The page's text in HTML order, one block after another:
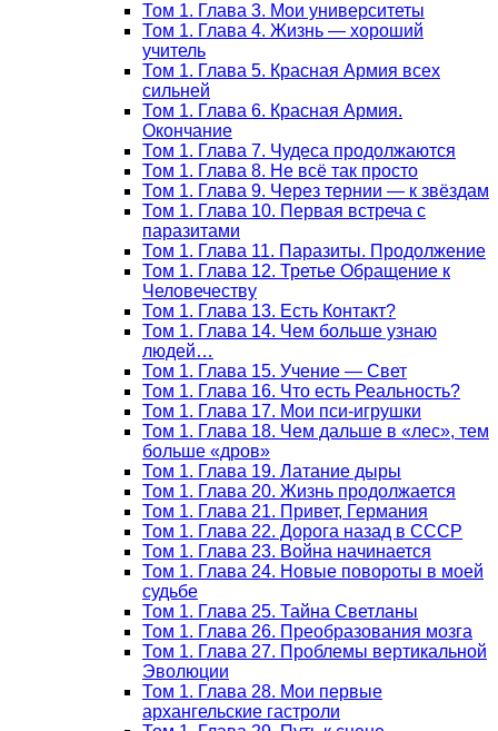
Том 1. Глава 3. Мои университеты
Том 1. Глава 4. Жизнь — хороший
учитель
Том 1. Глава 5. Красная Армия всех
сильней
Том 1. Глава 6. Красная Армия.
Окончание
Том 1. Глава 7. Чудеса продолжаются
Том 1. Глава 8. Не всё так просто
Том 1. Глава 9. Через тернии — к звёздам
Том 1. Глава 10. Первая встреча с
паразитами
Том 1. Глава 11. Паразиты. Продолжение
Том 1. Глава 12. Третье Обращение к
Человечеству
Том 1. Глава 13. Есть Контакт?
Том 1. Глава 14. Чем больше узнаю
людей…
Том 1. Глава 15. Учение — Свет
Том 1. Глава 16. Что есть Реальность?
Том 1. Глава 17. Мои пси-игрушки
Том 1. Глава 18. Чем дальше в «лес», тем
больше «дров»
Том 1. Глава 19. Латание дыры
Том 1. Глава 20. Жизнь продолжается
Том 1. Глава 21. Привет, Германия
Том 1. Глава 22. Дорога назад в СССР
Том 1. Глава 23. Война начинается
Том 1. Глава 24. Новые повороты в моей
судьбе
Том 1. Глава 25. Тайна Светланы
Том 1. Глава 26. Преобразования мозга
Том 1. Глава 27. Проблемы вертикальной
Эволюции
Том 1. Глава 28. Мои первые
архангельские гастроли